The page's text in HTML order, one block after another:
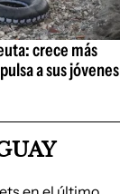
crece más
a sus jóvenes